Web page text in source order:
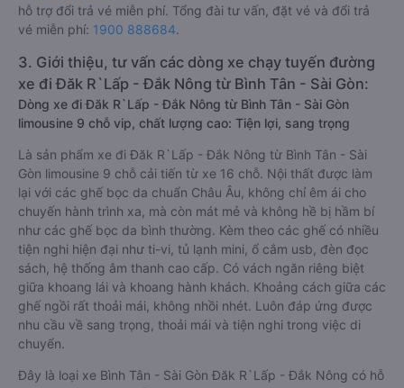
hỗ trợ đổi trả vé miễn phí. Tổng đài tư vấn, đặt vé và đổi trả
vé miễn phí: 1900 888684.
3. Giới thiệu, tư vấn các dòng xe chạy tuyến đường
xe đi Đăk R`Lấp - Đắk Nông từ Bình Tân - Sài Gòn:
Dòng xe đi Đăk R`Lấp - Đắk Nông từ Bình Tân - Sài Gòn
limousine 9 chỗ vip, chất lượng cao: Tiện lợi, sang trọng
Là sản phẩm xe đi Đăk R`Lấp - Đắk Nông từ Bình Tân - Sài
Gòn limousine 9 chỗ cải tiến từ xe 16 chỗ. Nội thất được làm
lại với các ghế bọc da chuẩn Châu Âu, không chỉ êm ái cho
chuyến hành trình xa, mà còn mát mẻ và không hề bị hầm bí
như các ghế bọc da bình thường. Kèm theo các ghế có nhiều
tiện nghi hiện đại như ti-vi, tủ lạnh mini, ổ cắm usb, đèn đọc
sách, hệ thống âm thanh cao cấp. Có vách ngăn riêng biệt
giữa khoang lái và khoang hành khách. Khoảng cách giữa các
ghế ngồi rất thoải mái, không nhồi nhét. Luôn đáp ứng được
nhu cầu về sang trọng, thoải mái và tiện nghi trong việc di
chuyển.
Đây là loại xe Bình Tân - Sài Gòn Đăk R`Lấp - Đắk Nông có hỗ